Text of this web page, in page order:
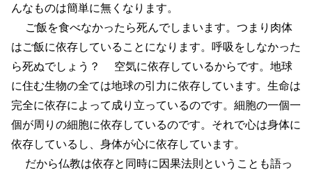
んなものは簡単に無くなります。
ご飯を食べなかったら死んでしまいます。つまり肉体
はご飯に依存していることになります。呼吸をしなかった
ら死ぬでしょう？ 空気に依存しているからです。地球
に住む生物の全ては地球の引力に依存しています。生命は
完全に依存によって成り立っているのです。細胞の一個一
個が周りの細胞に依存しているのです。それで心は身体に
依存しているし、身体が心に依存しています。
だから仏教は依存と同時に因果法則ということも語っ